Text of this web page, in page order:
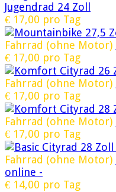
Jugendrad 24 Zoll
€ 17,00 pro Tag
Fahrrad (ohne Motor)
€ 17,00 pro Tag
Fahrrad (ohne Motor)
€ 17,00 pro Tag
Fahrrad (ohne Motor)
€ 17,00 pro Tag
Fahrrad (ohne Motor)
online -
€ 14,00 pro Tag